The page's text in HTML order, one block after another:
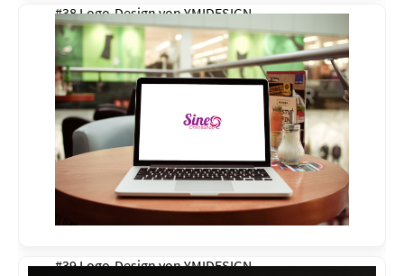
#38 Logo-Design vonYMIDESIGN
#39 Logo-Design vonYMIDESIGN